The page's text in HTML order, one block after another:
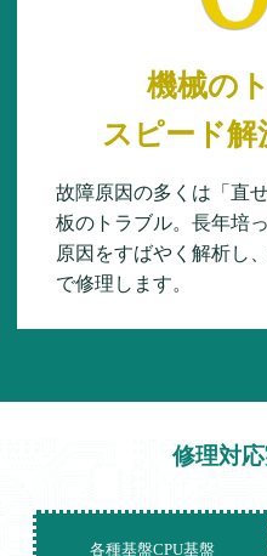
機械の
スピード解
故障原因の多くは「直
板のトラブル。長年培
原因をすばやく解析し
で修理します。
修理対
各種基盤CPU基盤